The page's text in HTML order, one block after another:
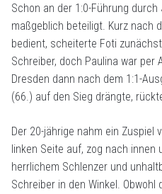
Schon an der 1:0-Führung
maßgeblich beteiligt. Kurz nach
bedient, scheiterte Foti
Schreiber, doch Paulina war per
Dresden dann nach dem 1:1-
(66.) auf den Sieg drängte,
Der 20-jährige nahm ein Zuspiel
linken Seite auf, zog nach
herrlichem Schlenzer und
Schreiber in den Winkel. Obwohl